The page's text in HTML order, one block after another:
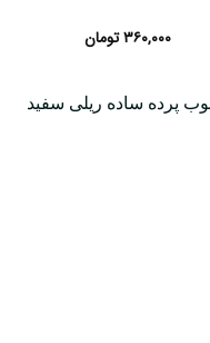
۳۶۰,۰۰۰ تومان